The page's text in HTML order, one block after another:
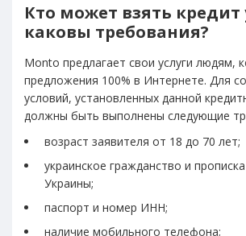
Кто может взять кредит
каковы требования?
Monto предлагает свои услуги людям,
предложения 100% в Интернете. Для
условий, установленных данной
должны быть выполнены следующие
возраст заявителя от 18 до 70 лет;
украинское гражданство и
Украины;
паспорт и номер ИНН;
наличие мобильного телефона;